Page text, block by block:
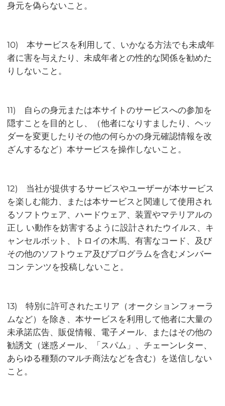
身元を偽らないこと。
10) 本サービスを利用して、いかなる方法でも未成年
者に害を与えたり、未成年者との性的な関係を勧めた
りしないこと。
11) 自らの身元または本サイトのサービスへの参加を
隠すことを目的とし、（他者になりすましたり、ヘッ
ダーを変更したりその他の何らかの身元確認情報を改
ざんするなど）本サービスを操作しないこと。
12) 当社が提供するサービスやユーザーが本サービス
を楽しむ能力、または本サービスと関連して使用され
るソフトウェア、ハードウェア、装置やマテリアルの
正し い動作を妨害するように設計されたウイルス、キ
ャンセルボット、トロイの木馬、有害なコード、及び
その他のソフトウェア及びプログラムを含むメンバー
コン テンツを投稿しないこと。
13) 特別に許可されたエリア（オークションフォーラ
ムなど）を除き、本サービスを利用して他者に大量の
未承諾広告、販促情報、電子メール、またはその他の
勧誘文（迷惑メール、「スパム」、チェーンレター、
あらゆる種類のマルチ商法などを含む）を送信しない
こと。